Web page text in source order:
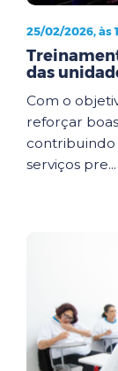
25/02/2026, às
das
Com o
reforçar
contribuindo
serviços pre...